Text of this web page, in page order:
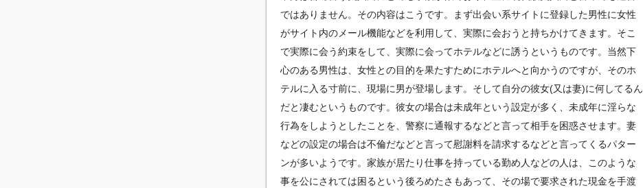
ではありません。その内容はこうです。まず出会い系サイトに登録した男性に女性
がサイト内のメール機能などを利用して、実際に会おうと持ちかけてきます。そこ
で実際に会う約束をして、実際に会ってホテルなどに誘うというものです。当然下
心のある男性は、女性との目的を果たすためにホテルへと向かうのですが、そのホ
テルに入る寸前に、現場に男が登場します。そして自分の彼女(又は妻)に何してるん
だと凄むというものです。彼女の場合は未成年という設定が多く、未成年に淫らな
行為をしようとしたことを、警察に通報するなどと言って相手を困惑させます。妻
などの設定の場合は不倫だなどと言って慰謝料を請求するなどと言ってくるパター
ンが多いようです。家族が居たり仕事を持っている勤め人などの人は、このような
事を公にされては困るという後ろめたさもあって、その場で要求された現金を手渡